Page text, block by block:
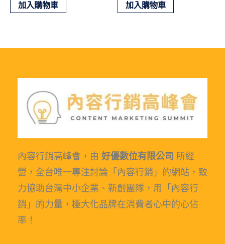
加入購物車 加入購物車
內容行銷高峰會，由 好優數位有限公司 所經
營，全台唯一專注討論「內容行銷」的網站，致
力協助台灣中小企業、新創團隊，用「內容行
銷」的力量，極大化品牌在消費者心中的心佔
率！